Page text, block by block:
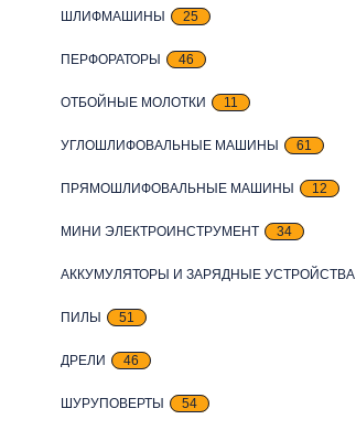
ШЛИФМАШИНЫ 25
ПЕРФОРАТОРЫ 46
ОТБОЙНЫЕ МОЛОТКИ 11
УГЛОШЛИФОВАЛЬНЫЕ МАШИНЫ 61
ПРЯМОШЛИФОВАЛЬНЫЕ МАШИНЫ 12
МИНИ ЭЛЕКТРОИНСТРУМЕНТ 34
АККУМУЛЯТОРЫ И ЗАРЯДНЫЕ УСТРОЙСТВА
ПИЛЫ 51
ДРЕЛИ 46
ШУРУПОВЕРТЫ 54